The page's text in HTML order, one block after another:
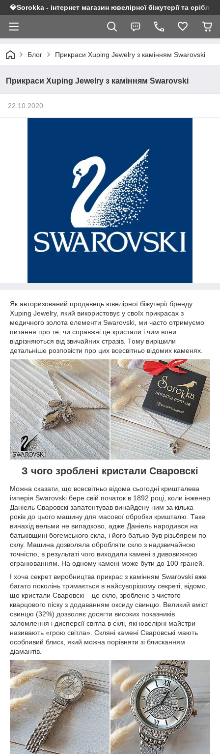
💎Sorokka - інтернет магазин ювелірної біжутерії та срібла
Блог Прикраси Xuping Jewelry з камінням Swarovski
Прикраси Xuping Jewelry з камінням Swarovski
22.10.2020
Як авторизований продавець ювелірної біжутерії бренду
Xuping Jewelry, який використовує у своїх прикрасах з
медичного золота елементи Swarovski, ми часто отримуємо
питання про те, чи справжні це кристали і чим вони
відрізняються від звичайних стразів. Тому вирішили
детальніше розповісти про цих всесвітньо відомих каменях.
З чого зроблені кристали Сваровскі
Можна сказати, що всесвітньо відома сьогодні кришталева
імперія Swarovski бере свій початок в 1892 році, коли інженер
Даніель Сваровскі запатентував винайдену ним за кілька
років до цього машину для масової обробки кришталю. Таке
винахід вельми не випадково, адже Даніель народився на
батьківщині богемського скла, і його батько був різьбярем по
склу. Машина дозволяла обробляти скло з надзвичайною
точністю, в результаті чого виходили камені з дивовижною
огранюванням. На одному камені може бути до 100 граней.
І хоча секрет виробництва прикрас з камінням Swarovski вже
багато поколінь тримається в найсуворішому секреті, відомо,
що кристали Сваровскі – це скло, зроблене з чистого
кварцового піску з додаванням оксиду свинцю. Великий вміст
свинцю (32%) дозволяє досягти високих показників
заломлення і дисперсії світла в склі, які ювелірні майстри
називають «грою світла». Скляні камені Сваровські мають
особливий блиск, який можна порівняти зі блисканням
діамантів.